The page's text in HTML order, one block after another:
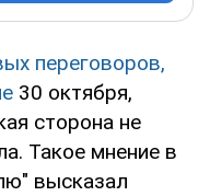
переговоров,
30 октября,
сторона не
Такое мнение в
высказал